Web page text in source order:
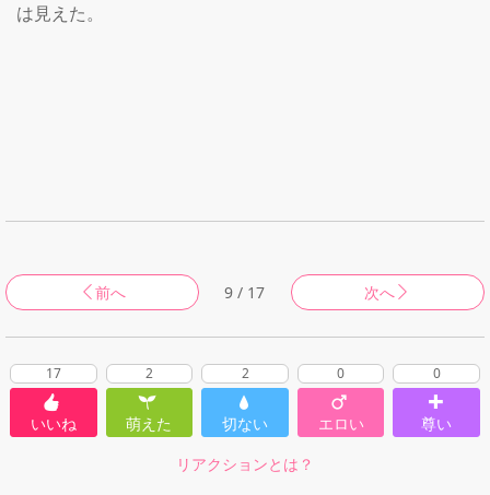
は見えた。
前へ 9 / 17 次へ
17
いいね
2
萌えた
2
切ない
0
エロい
0
尊い
リアクションとは？